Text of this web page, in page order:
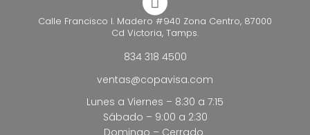
Calle Francisco I. Madero #940 Zona Centro, 87000
Cd Victoria, Tamps.
834 318 4500
ventas@copavisa.com
Lunes a Viernes – 8:30 a 7:15
Sábado – 9:00 a 2:30